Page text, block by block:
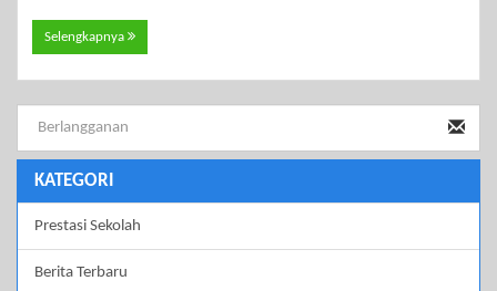
Selengkapnya
KATEGORI
Prestasi Sekolah
Berita Terbaru